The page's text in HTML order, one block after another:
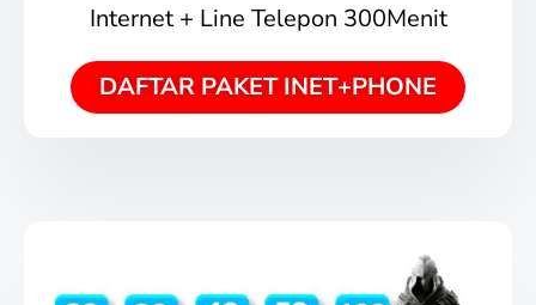
Internet + Line Telepon 300Menit
DAFTAR PAKET INET+PHONE